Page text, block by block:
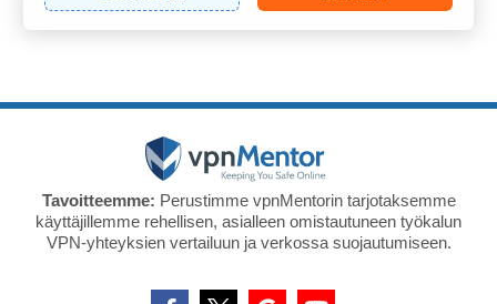
Tavoitteemme: Perustimme vpnMentorin tarjotaksemme
käyttäjillemme rehellisen, asialleen omistautuneen työkalun
VPN-yhteyksien vertailuun ja verkossa suojautumiseen.